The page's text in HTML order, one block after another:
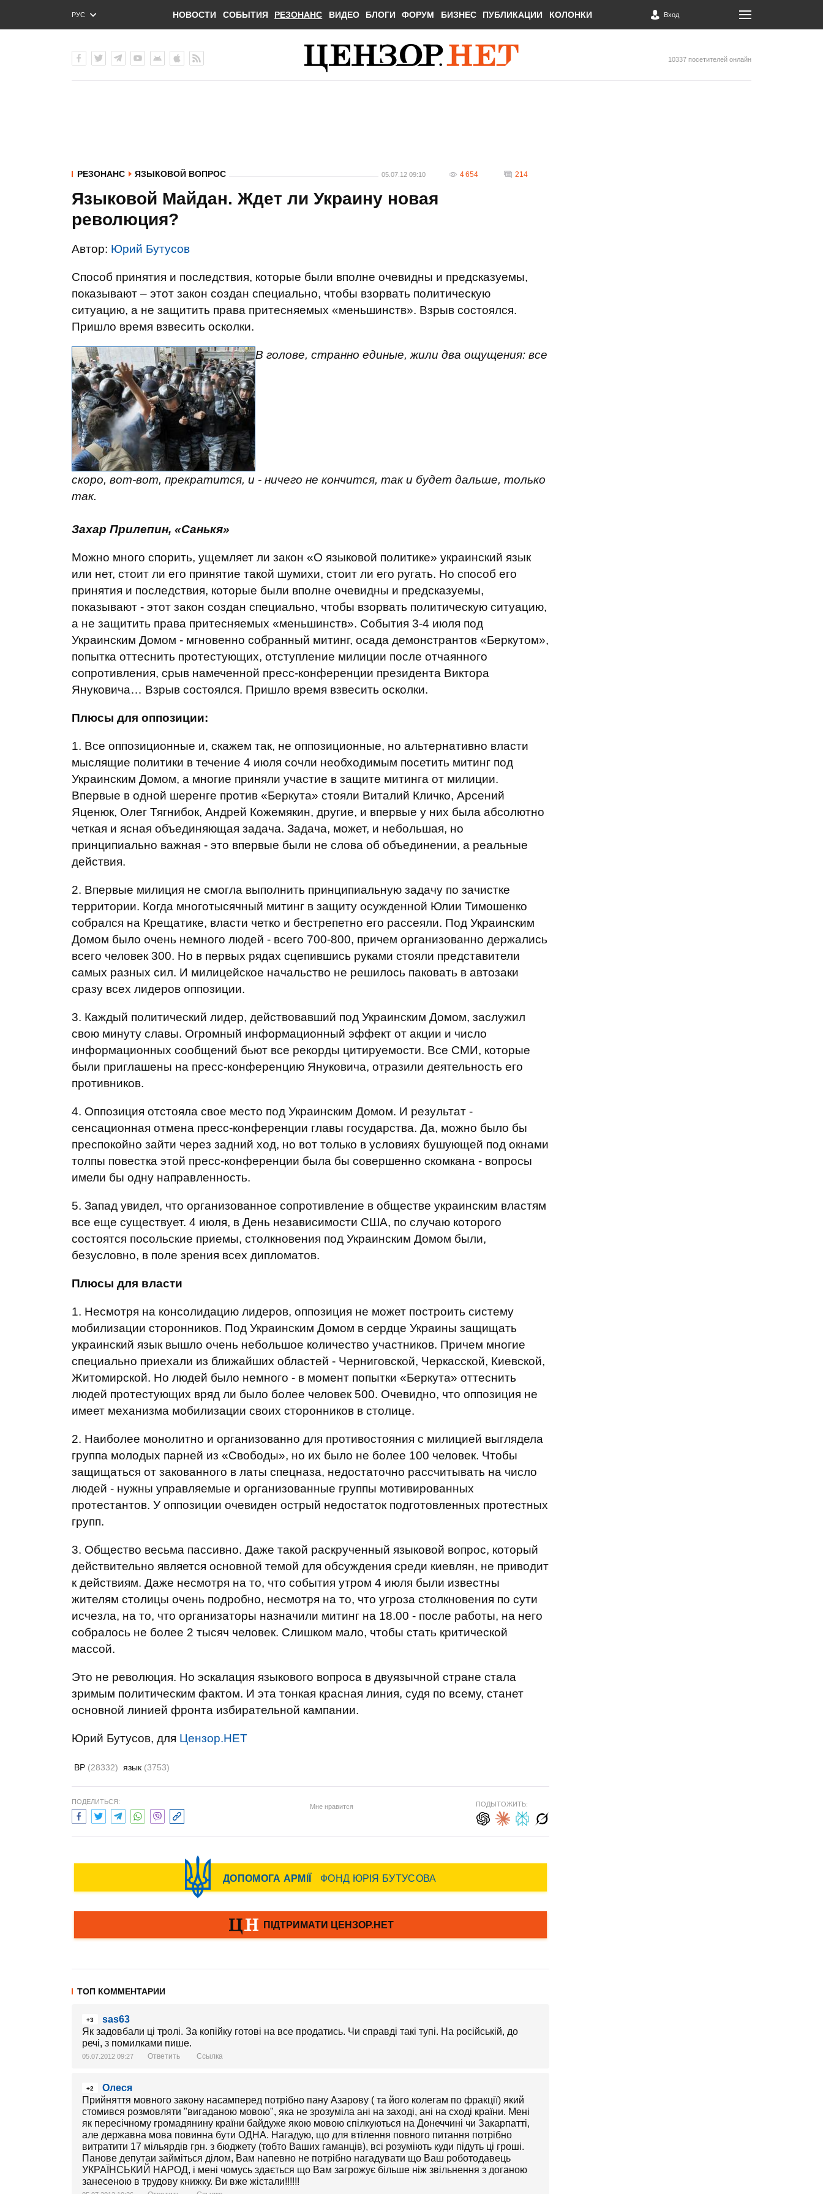
РУС
ENG
НОВОСТИ СОБЫТИЯ РЕЗОНАНС ВИДЕО БЛОГИ ФОРУМ БИЗНЕС ПУБЛИКАЦИИ КОЛОНКИ Вход
10337 посетителей онлайн
РЕЗОНАНС ЯЗЫКОВОЙ ВОПРОС 05.07.12 09:10 4 654 214
Языковой Майдан. Ждет ли Украину новая
революция?
Автор: Юрий Бутусов
Способ принятия и последствия, которые были вполне очевидны и предсказуемы,
показывают – этот закон создан специально, чтобы взорвать политическую
ситуацию, а не защитить права притесняемых «меньшинств». Взрыв состоялся.
Пришло время взвесить осколки.
В голове, странно единые, жили два ощущения: все
скоро, вот-вот, прекратится, и - ничего не кончится, так и будет дальше, только
так.
Захар Прилепин, «Санькя»
Можно много спорить, ущемляет ли закон «О языковой политике» украинский язык
или нет, стоит ли его принятие такой шумихи, стоит ли его ругать. Но способ его
принятия и последствия, которые были вполне очевидны и предсказуемы,
показывают - этот закон создан специально, чтобы взорвать политическую ситуацию,
а не защитить права притесняемых «меньшинств». События 3-4 июля под
Украинским Домом - мгновенно собранный митинг, осада демонстрантов «Беркутом»,
попытка оттеснить протестующих, отступление милиции после отчаянного
сопротивления, срыв намеченной пресс-конференции президента Виктора
Януковича… Взрыв состоялся. Пришло время взвесить осколки.
Плюсы для оппозиции:
1. Все оппозиционные и, скажем так, не оппозиционные, но альтернативно власти
мыслящие политики в течение 4 июля сочли необходимым посетить митинг под
Украинским Домом, а многие приняли участие в защите митинга от милиции.
Впервые в одной шеренге против «Беркута» стояли Виталий Кличко, Арсений
Яценюк, Олег Тягнибок, Андрей Кожемякин, другие, и впервые у них была абсолютно
четкая и ясная объединяющая задача. Задача, может, и небольшая, но
принципиально важная - это впервые были не слова об объединении, а реальные
действия.
2. Впервые милиция не смогла выполнить принципиальную задачу по зачистке
территории. Когда многотысячный митинг в защиту осужденной Юлии Тимошенко
собрался на Крещатике, власти четко и бестрепетно его рассеяли. Под Украинским
Домом было очень немного людей - всего 700-800, причем организованно держались
всего человек 300. Но в первых рядах сцепившись руками стояли представители
самых разных сил. И милицейское начальство не решилось паковать в автозаки
сразу всех лидеров оппозиции.
3. Каждый политический лидер, действовавший под Украинским Домом, заслужил
свою минуту славы. Огромный информационный эффект от акции и число
информационных сообщений бьют все рекорды цитируемости. Все СМИ, которые
были приглашены на пресс-конференцию Януковича, отразили деятельность его
противников.
4. Оппозиция отстояла свое место под Украинским Домом. И результат -
сенсационная отмена пресс-конференции главы государства. Да, можно было бы
преспокойно зайти через задний ход, но вот только в условиях бушующей под окнами
толпы повестка этой пресс-конференции была бы совершенно скомкана - вопросы
имели бы одну направленность.
5. Запад увидел, что организованное сопротивление в обществе украинским властям
все еще существует. 4 июля, в День независимости США, по случаю которого
состоятся посольские приемы, столкновения под Украинским Домом были,
безусловно, в поле зрения всех дипломатов.
Плюсы для власти
1. Несмотря на консолидацию лидеров, оппозиция не может построить систему
мобилизации сторонников. Под Украинским Домом в сердце Украины защищать
украинский язык вышло очень небольшое количество участников. Причем многие
специально приехали из ближайших областей - Черниговской, Черкасской, Киевской,
Житомирской. Но людей было немного - в момент попытки «Беркута» оттеснить
людей протестующих вряд ли было более человек 500. Очевидно, что оппозиция не
имеет механизма мобилизации своих сторонников в столице.
2. Наиболее монолитно и организованно для противостояния с милицией выглядела
группа молодых парней из «Свободы», но их было не более 100 человек. Чтобы
защищаться от закованного в латы спецназа, недостаточно рассчитывать на число
людей - нужны управляемые и организованные группы мотивированных
протестантов. У оппозиции очевиден острый недостаток подготовленных протестных
групп.
3. Общество весьма пассивно. Даже такой раскрученный языковой вопрос, который
действительно является основной темой для обсуждения среди киевлян, не приводит
к действиям. Даже несмотря на то, что события утром 4 июля были известны
жителям столицы очень подробно, несмотря на то, что угроза столкновения по сути
исчезла, на то, что организаторы назначили митинг на 18.00 - после работы, на него
собралось не более 2 тысяч человек. Слишком мало, чтобы стать критической
массой.
Это не революция. Но эскалация языкового вопроса в двуязычной стране стала
зримым политическим фактом. И эта тонкая красная линия, судя по всему, станет
основной линией фронта избирательной кампании.
Юрий Бутусов, для Цензор.НЕТ
ВР (28332) язык (3753)
ПОДЕЛИТЬСЯ:
Мне нравится ПОДЫТОЖИТЬ:
ТОП КОММЕНТАРИИ
+3
sas63
Як задовбали ці тролі. За копійку готові на все продатись. Чи справді такі тупі. На російській, до
речі, з помилками пише.
05.07.2012 09:27 Ответить Ссылка
+2
Олеся
Прийняття мовного закону насамперед потрібно пану Азарову ( та його колегам по фракції) який
стомився розмовляти "вигаданою мовою", яка не зрозуміла ані на заході, ані на сході країни. Мені
як пересічному громадянину країни байдуже якою мовою спілкуються на Донеччині чи Закарпатті,
але державна мова повинна бути ОДНА. Нагадую, що для втілення повного питання потрібно
витратити 17 мільярдів грн. з бюджету (тобто Ваших гаманців), всі розуміють куди підуть ці гроші.
Панове депутаи займіться ділом, Вам напевно не потрібно нагадувати що Ваш роботодавець
УКРАЇНСЬКИЙ НАРОД, і мені чомусь здається що Вам загрожує більше ніж звільнення з доганою
занесеною в трудову книжку. Ви вже жістали!!!!!!